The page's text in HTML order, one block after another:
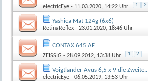
electricEye - 11.03.2020, 14:22 Uhr 1 2
Yashica Mat 124g (6x6)
RetinaReflex - 23.01.2020, 18:46 Uhr
CONTAX 645 AF
ZEISSIG - 28.09.2012, 13:38 Uhr 1 2
Voigtländer Avus 6,5 x 9 die Zweite..
electricEye - 06.05.2019, 13:53 Uhr